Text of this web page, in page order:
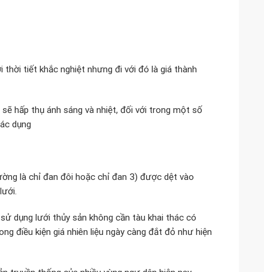
tiết khắc nghiệt nhưng đi với đó là giá thành
hấp thụ ánh sáng và nhiệt, đối với trong một số
dụng
là chỉ đan đôi hoặc chỉ đan 3) được dệt vào
dụng lưới thủy sản không cần tàu khai thác có
điều kiện giá nhiên liệu ngày càng đắt đỏ như hiện